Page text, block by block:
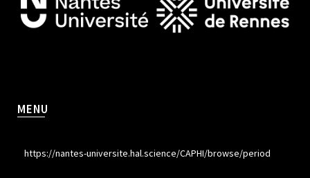
MENU
https://nantes-universite.hal.science/CAPHI/browse/period